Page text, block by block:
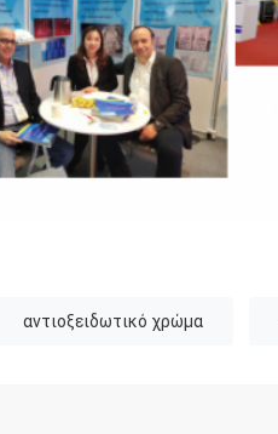
αντιοξειδωτικό χρώμα